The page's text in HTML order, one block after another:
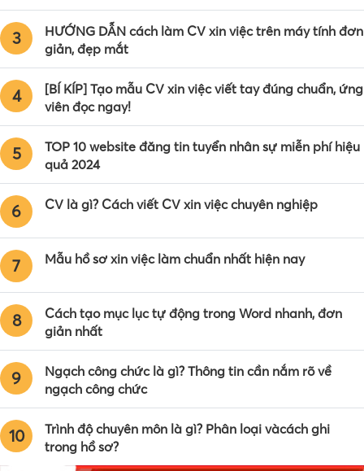
3
HƯỚNG DẪN cách làm CV xin việc trên máy tính đơn
giản, đẹp mắt
4
[BÍ KÍP] Tạo mẫu CV xin việc viết tay đúng chuẩn, ứng
viên đọc ngay!
5
TOP 10 website đăng tin tuyển nhân sự miễn phí hiệu
quả 2024
6 CV là gì? Cách viết CV xin việc chuyên nghiệp
7 Mẫu hồ sơ xin việc làm chuẩn nhất hiện nay
8
Cách tạo mục lục tự động trong Word nhanh, đơn
giản nhất
9
Ngạch công chức là gì? Thông tin cần nắm rõ về
ngạch công chức
10
Trình độ chuyên môn là gì? Phân loại vàcách ghi
trong hồ sơ?